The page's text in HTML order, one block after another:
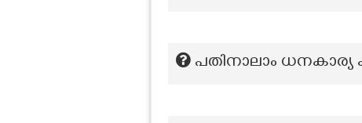
പതിനാലാം ധനകാര്യ